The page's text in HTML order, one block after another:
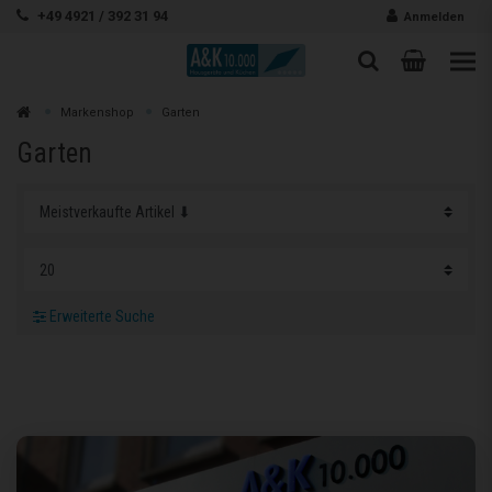
Zum Inhalt springen
+49 4921 / 392 31 94 Anmelden
Suche
Zur Markenshop Garten
Garten
Erweiterte Suche